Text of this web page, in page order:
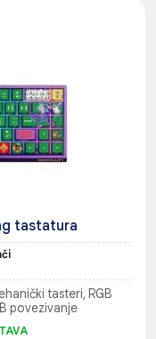
tastatura
tasteri, RGB
povezivanje